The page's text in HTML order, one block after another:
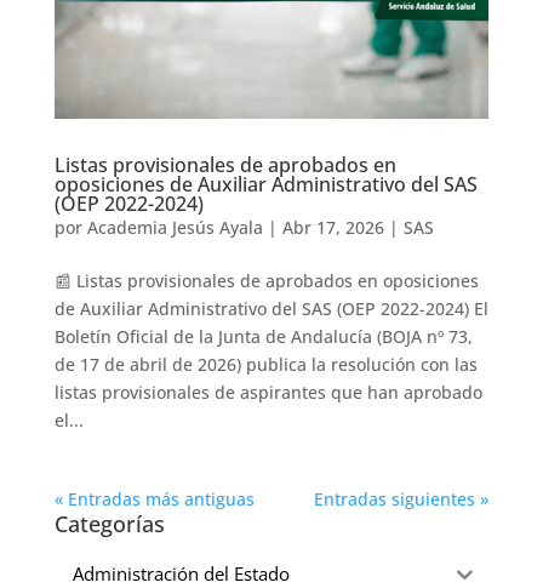
Listas provisionales de aprobados en
oposiciones de Auxiliar Administrativo del SAS
(OEP 2022-2024)
por Academia Jesús Ayala | Abr 17, 2026| SAS
📰 Listas provisionales de aprobados en oposiciones
de Auxiliar Administrativo del SAS (OEP 2022-2024) El
Boletín Oficial de la Junta de Andalucía (BOJA nº 73,
de 17 de abril de 2026) publica la resolución con las
listas provisionales de aspirantes que han aprobado
el...
« Entradas más antiguas Entradas siguientes »
Categorías
Administración del Estado